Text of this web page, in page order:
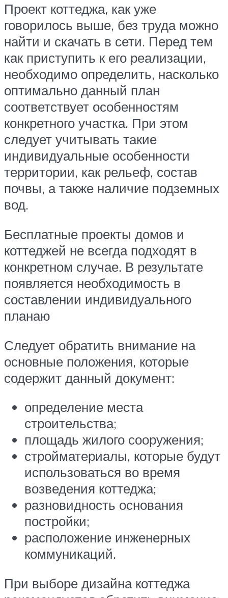
Проект коттеджа, как уже
говорилось выше, без труда можно
найти и скачать в сети. Перед тем
как приступить к его реализации,
необходимо определить, насколько
оптимально данный план
соответствует особенностям
конкретного участка. При этом
следует учитывать такие
индивидуальные особенности
территории, как рельеф, состав
почвы, а также наличие подземных
вод.
Бесплатные проекты домов и
коттеджей не всегда подходят в
конкретном случае. В результате
появляется необходимость в
составлении индивидуального
планаю
Следует обратить внимание на
основные положения, которые
содержит данный документ:
определение места
строительства;
площадь жилого сооружения;
стройматериалы, которые будут
использоваться во время
возведения коттеджа;
разновидность основания
постройки;
расположение инженерных
коммуникаций.
При выборе дизайна коттеджа